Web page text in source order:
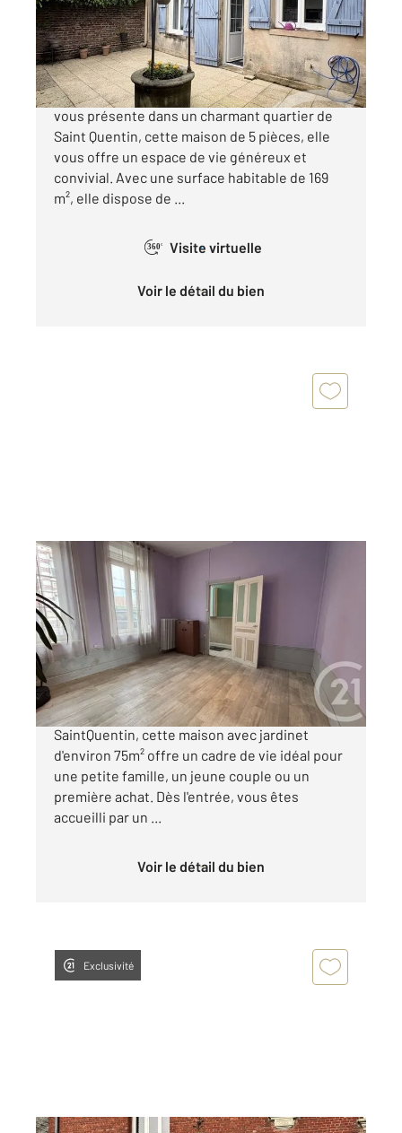
Maison à vendre
199 900 €
EXCLUSIVITE CENTURY 21: L'agence Delahaye
vous présente dans un charmant quartier de
Saint Quentin, cette maison de 5 pièces, elle
vous offre un espace de vie généreux et
convivial. Avec une surface habitable de 169
m², elle dispose de ...
360° Visite virtuelle
Voir le détail du bien
ST QUENTIN 02
77 m
, 3 pièces
Ref : 13717
Maison à vendre
66 000 €
ST QUENTIN/ REMICOURT Nichée au cœur de
SaintQuentin, cette maison avec jardinet
d'environ 75m² offre un cadre de vie idéal pour
une petite famille, un jeune couple ou un
première achat. Dès l'entrée, vous êtes
accueilli par un ...
Voir le détail du bien
Exclusivité